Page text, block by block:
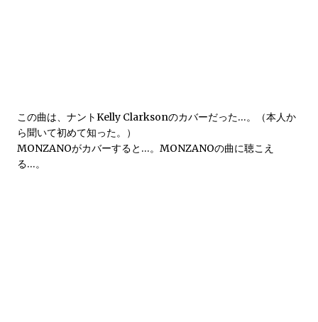
この曲は、ナントKelly Clarksonのカバーだった…。（本人か
ら聞いて初めて知った。）
MONZANOがカバーすると…。MONZANOの曲に聴こえ
る…。